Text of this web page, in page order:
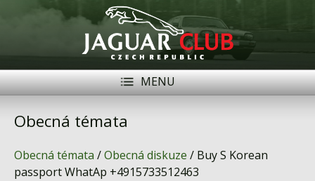
MENU
Modely Jaguar
Obecná témata
Obecná témata /Obecná diskuze / Buy S Korean
passport WhatAp +4915733512463